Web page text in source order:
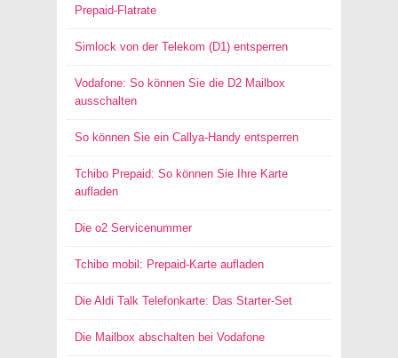
Prepaid-Flatrate
Simlock von der Telekom (D1) entsperren
Vodafone: So können Sie die D2 Mailbox
ausschalten
So können Sie ein Callya-Handy entsperren
Tchibo Prepaid: So können Sie Ihre Karte
aufladen
Die o2 Servicenummer
Tchibo mobil: Prepaid-Karte aufladen
Die Aldi Talk Telefonkarte: Das Starter-Set
Die Mailbox abschalten bei Vodafone